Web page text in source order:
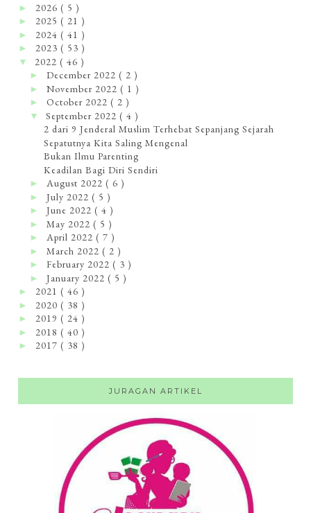
► 2026 ( 5 )
► 2025 ( 21 )
► 2024 ( 41 )
► 2023 ( 53 )
▼ 2022 ( 46 )
►December 2022( 2 )
►November 2022( 1 )
►October 2022( 2 )
▼ September 2022( 4 )
2 dari 9 Jenderal Muslim Terhebat Sepanjang Sejarah
Sepatutnya Kita Saling Mengenal
Bukan Ilmu Parenting
Keadilan Bagi Diri Sendiri
►August 2022( 6 )
►July 2022( 5 )
►June 2022( 4 )
►May 2022( 5 )
►April 2022( 7 )
►March 2022( 2 )
►February 2022( 3 )
►January 2022( 5 )
► 2021 ( 46 )
► 2020 ( 38 )
► 2019 ( 24 )
► 2018 ( 40 )
► 2017 ( 38 )
JURAGAN ARTIKEL